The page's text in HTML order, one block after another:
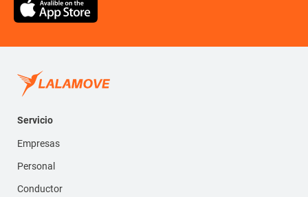
Servicio
Empresas
Personal
Conductor